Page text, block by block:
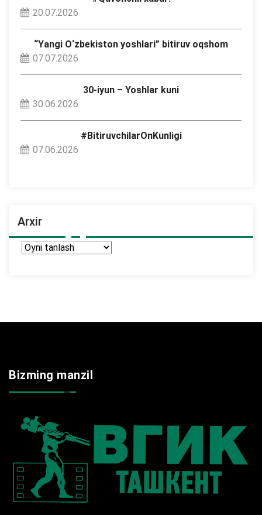
20.07.2026
“Yangi O‘zbekiston yoshlari” bitiruv oqshom
07.07.2026
30-iyun – Yoshlar kuni
30.06.2026
#BitiruvchilarOnKunligi
07.06.2026
Arxir
Arxir
Bizming manzil